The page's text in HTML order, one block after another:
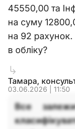
45550,00 та
на суму
на 92
в обліку?
Тамара,
03.06.2026 | 11:50
Все